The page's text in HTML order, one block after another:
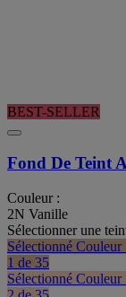
BEST-SELLER
Fond De Teint
Couleur :
2N Vanille
Sélectionner une
Sélectionné Couleur
1 de 35
Sélectionné Couleur